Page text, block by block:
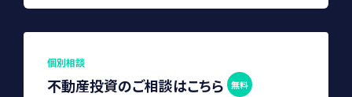
個別相談
不動産投資のご相談はこちら 無料